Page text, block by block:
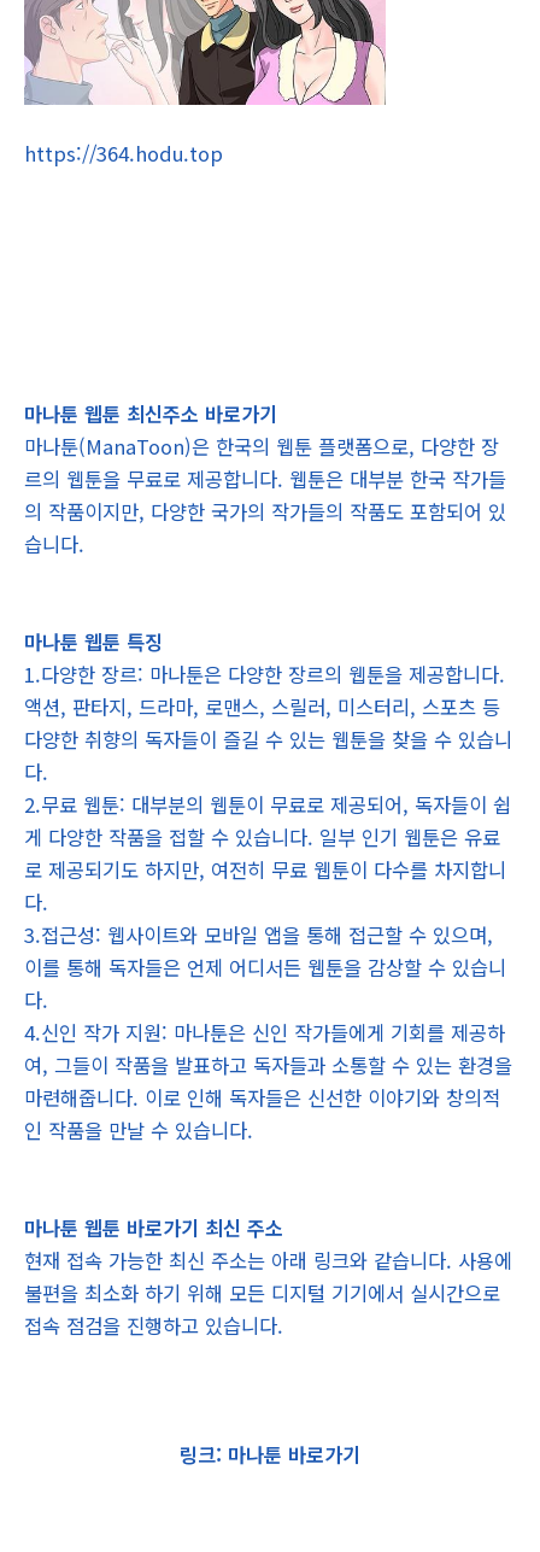
https://364.hodu.top
마나툰 웹툰 최신주소 바로가기
마나툰(ManaToon)은 한국의 웹툰 플랫폼으로, 다양한 장
르의 웹툰을 무료로 제공합니다. 웹툰은 대부분 한국 작가들
의 작품이지만, 다양한 국가의 작가들의 작품도 포함되어 있
습니다.
마나툰 웹툰 특징
1.다양한 장르: 마나툰은 다양한 장르의 웹툰을 제공합니다.
액션, 판타지, 드라마, 로맨스, 스릴러, 미스터리, 스포츠 등
다양한 취향의 독자들이 즐길 수 있는 웹툰을 찾을 수 있습니
다.
2.무료 웹툰: 대부분의 웹툰이 무료로 제공되어, 독자들이 쉽
게 다양한 작품을 접할 수 있습니다. 일부 인기 웹툰은 유료
로 제공되기도 하지만, 여전히 무료 웹툰이 다수를 차지합니
다.
3.접근성: 웹사이트와 모바일 앱을 통해 접근할 수 있으며,
이를 통해 독자들은 언제 어디서든 웹툰을 감상할 수 있습니
다.
4.신인 작가 지원: 마나툰은 신인 작가들에게 기회를 제공하
여, 그들이 작품을 발표하고 독자들과 소통할 수 있는 환경을
마련해줍니다. 이로 인해 독자들은 신선한 이야기와 창의적
인 작품을 만날 수 있습니다.
마나툰 웹툰 바로가기 최신 주소
현재 접속 가능한 최신 주소는 아래 링크와 같습니다. 사용에
불편을 최소화 하기 위해 모든 디지털 기기에서 실시간으로
접속 점검을 진행하고 있습니다.
링크: 마나툰 바로가기